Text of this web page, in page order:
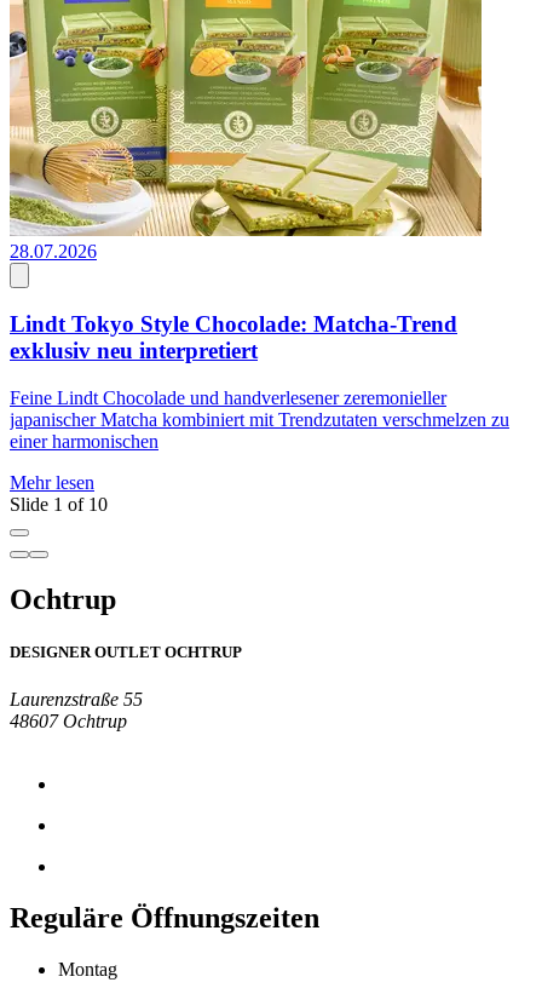
28.07.2026
Lindt Tokyo Style Chocolade: Matcha-Trend
exklusiv neu interpretiert
Feine Lindt Chocolade und handverlesener zeremonieller
japanischer Matcha kombiniert mit Trendzutaten verschmelzen zu
einer harmonischen
Mehr lesen
Slide 1 of 10
Ochtrup
DESIGNER OUTLET OCHTRUP
Laurenzstraße 55
48607 Ochtrup
Reguläre Öffnungszeiten
Montag